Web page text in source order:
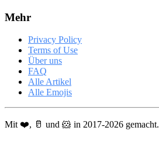
Mehr
Privacy Policy
Terms of Use
Über uns
FAQ
Alle Artikel
Alle Emojis
Mit ❤️, 🥛 und 🐹 in 2017-2026 gemacht.